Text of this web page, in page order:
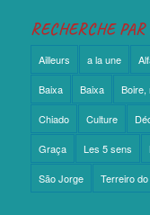
RECHERCHE
Ailleurs a la une
Baixa Baixa Boire,
Chiado Culture
Graça Les 5 sens
São Jorge Terreiro